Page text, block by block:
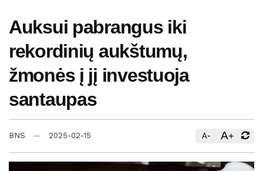
Auksui pabrangus iki
rekordinių aukštumų,
žmonės į jį investuoja
santaupas
BNS 2025-02-15 A- A+